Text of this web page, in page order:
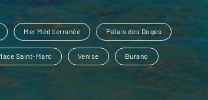
Mer Méditerranée Palais des Doges
Saint-Marc Venise Burano